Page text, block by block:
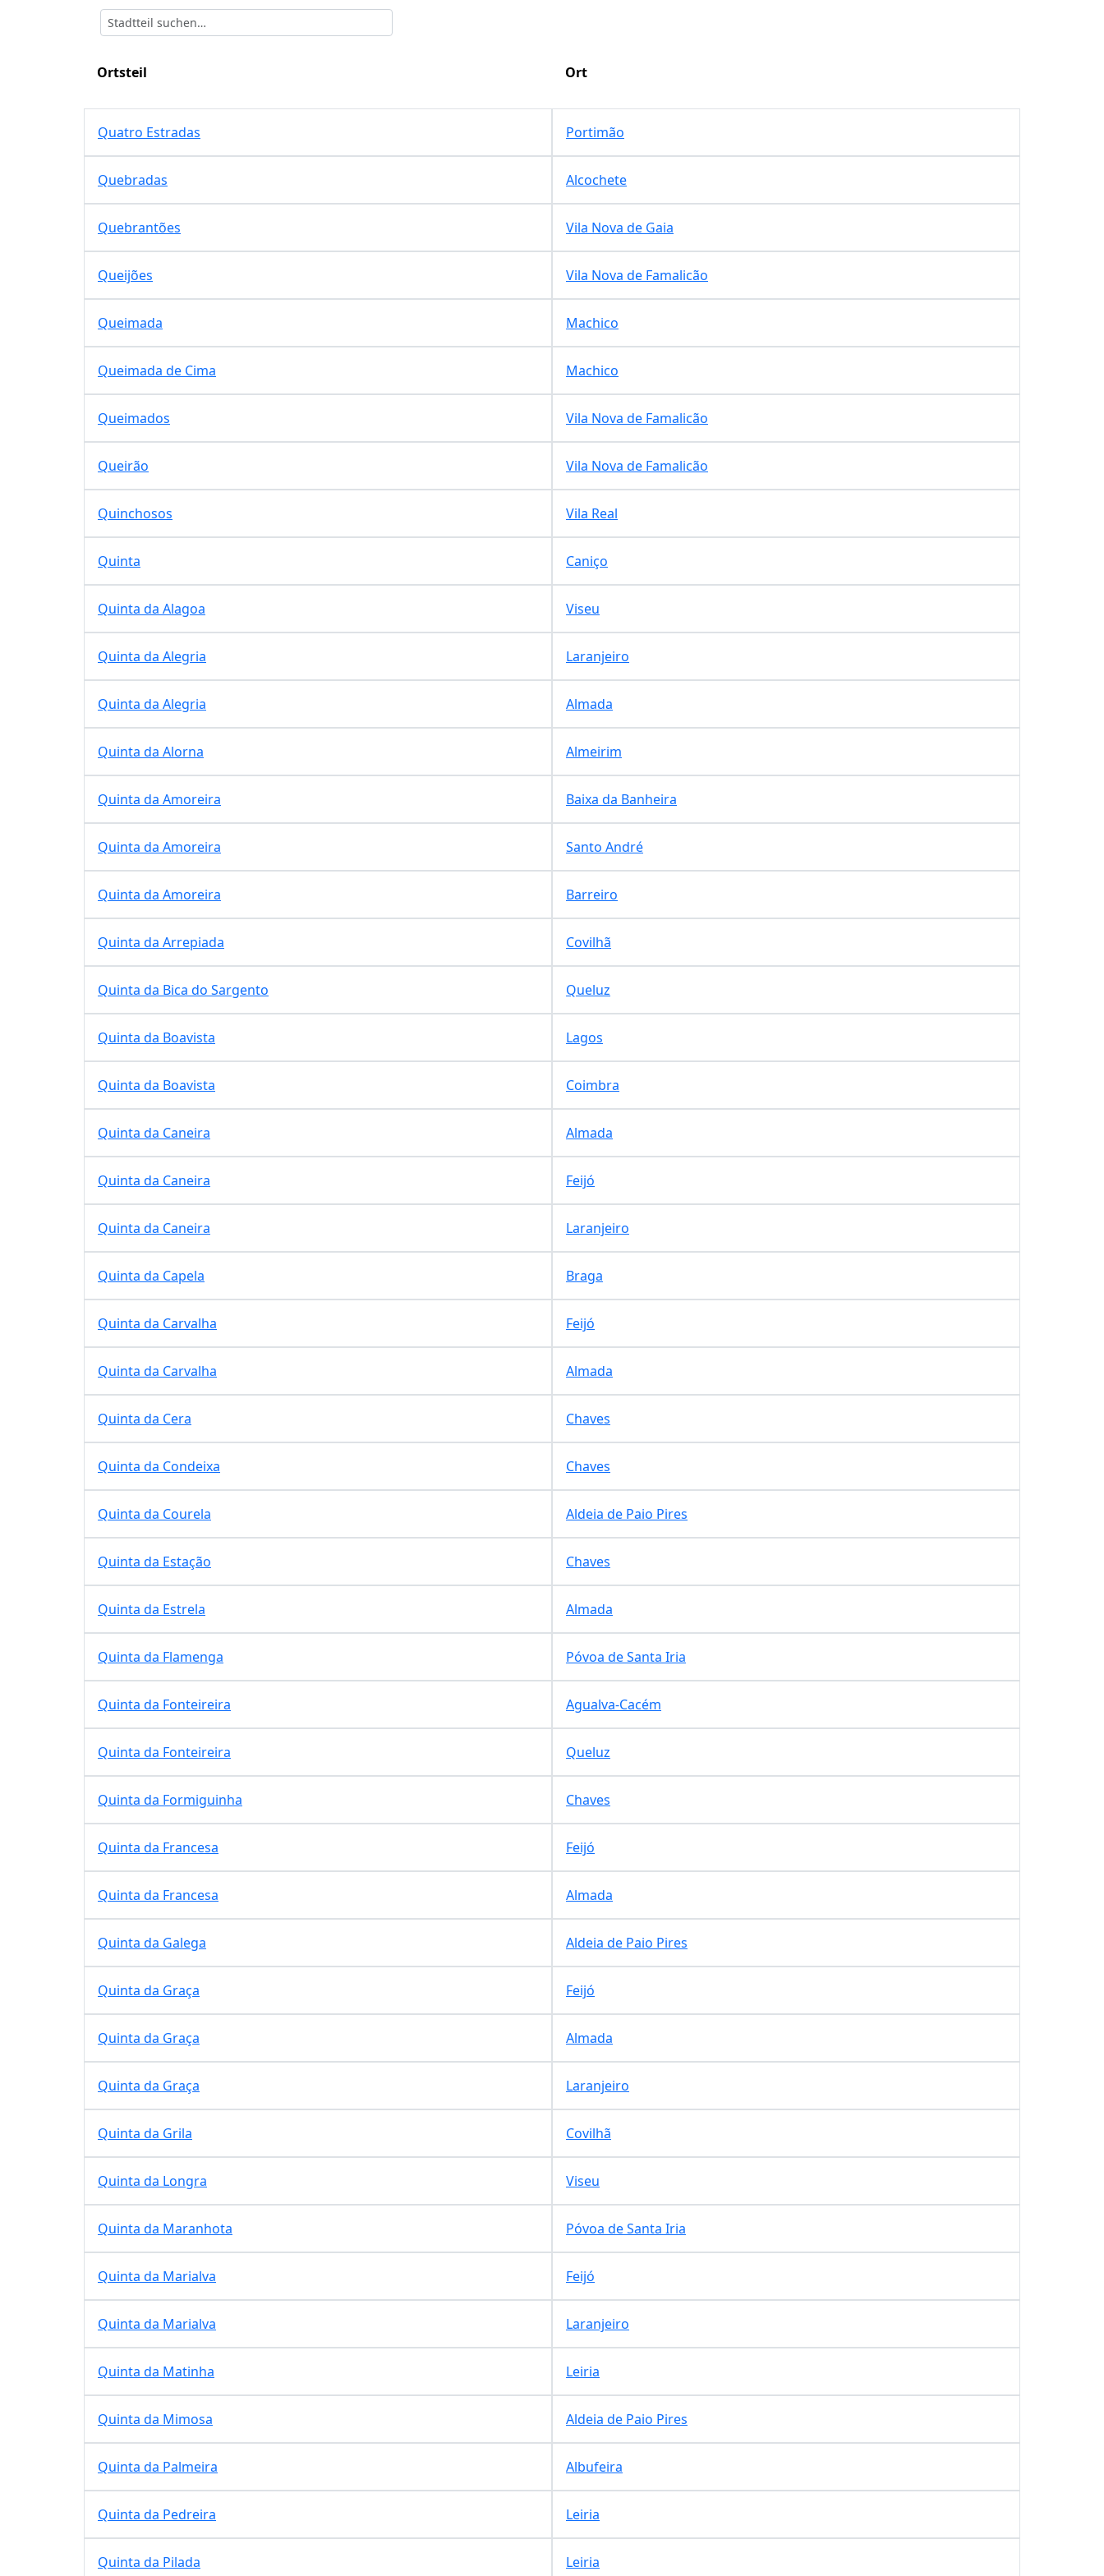
Ortsteil Ort
Quatro Estradas Portimão
Quebradas Alcochete
Quebrantões Vila Nova de Gaia
Queijões Vila Nova de Famalicão
Queimada Machico
Queimada de Cima Machico
Queimados Vila Nova de Famalicão
Queirão Vila Nova de Famalicão
Quinchosos Vila Real
Quinta Caniço
Quinta da Alagoa Viseu
Quinta da Alegria Laranjeiro
Quinta da Alegria Almada
Quinta da Alorna Almeirim
Quinta da Amoreira Baixa da Banheira
Quinta da Amoreira Santo André
Quinta da Amoreira Barreiro
Quinta da Arrepiada Covilhã
Quinta da Bica do Sargento Queluz
Quinta da Boavista Lagos
Quinta da Boavista Coimbra
Quinta da Caneira Almada
Quinta da Caneira Feijó
Quinta da Caneira Laranjeiro
Quinta da Capela Braga
Quinta da Carvalha Feijó
Quinta da Carvalha Almada
Quinta da Cera Chaves
Quinta da Condeixa Chaves
Quinta da Courela Aldeia de Paio Pires
Quinta da Estação Chaves
Quinta da Estrela Almada
Quinta da Flamenga Póvoa de Santa Iria
Quinta da Fonteireira Agualva-Cacém
Quinta da Fonteireira Queluz
Quinta da Formiguinha Chaves
Quinta da Francesa Feijó
Quinta da Francesa Almada
Quinta da Galega Aldeia de Paio Pires
Quinta da Graça Feijó
Quinta da Graça Almada
Quinta da Graça Laranjeiro
Quinta da Grila Covilhã
Quinta da Longra Viseu
Quinta da Maranhota Póvoa de Santa Iria
Quinta da Marialva Feijó
Quinta da Marialva Laranjeiro
Quinta da Matinha Leiria
Quinta da Mimosa Aldeia de Paio Pires
Quinta da Palmeira Albufeira
Quinta da Pedreira Leiria
Quinta da Pilada Leiria